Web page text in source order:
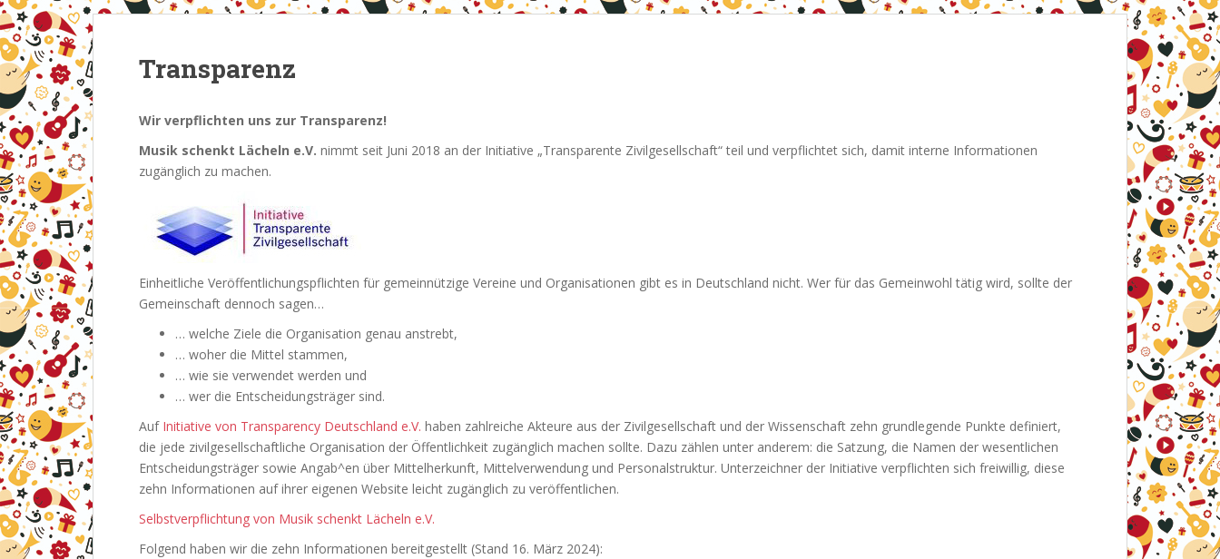
Transparenz
Wir verpflichten uns zur Transparenz!
Musik schenkt Lächeln e.V. nimmt seit Juni 2018 an der Initiative „Transparente Zivilgesellschaft“ teil und verpflichtet sich, damit interne Informationen
zugänglich zu machen.
Einheitliche Veröffentlichungspflichten für gemeinnützige Vereine und Organisationen gibt es in Deutschland nicht. Wer für das Gemeinwohl tätig wird, sollte der
Gemeinschaft dennoch sagen…
… welche Ziele die Organisation genau anstrebt,
… woher die Mittel stammen,
… wie sie verwendet werden und
… wer die Entscheidungsträger sind.
Auf Initiative von Transparency Deutschland e.V. haben zahlreiche Akteure aus der Zivilgesellschaft und der Wissenschaft zehn grundlegende Punkte definiert,
die jede zivilgesellschaftliche Organisation der Öffentlichkeit zugänglich machen sollte. Dazu zählen unter anderem: die Satzung, die Namen der wesentlichen
Entscheidungsträger sowie Angab^en über Mittelherkunft, Mittelverwendung und Personalstruktur. Unterzeichner der Initiative verpflichten sich freiwillig, diese
zehn Informationen auf ihrer eigenen Website leicht zugänglich zu veröffentlichen.
Selbstverpflichtung von Musik schenkt Lächeln e.V.
Folgend haben wir die zehn Informationen bereitgestellt (Stand 16. März 2024):